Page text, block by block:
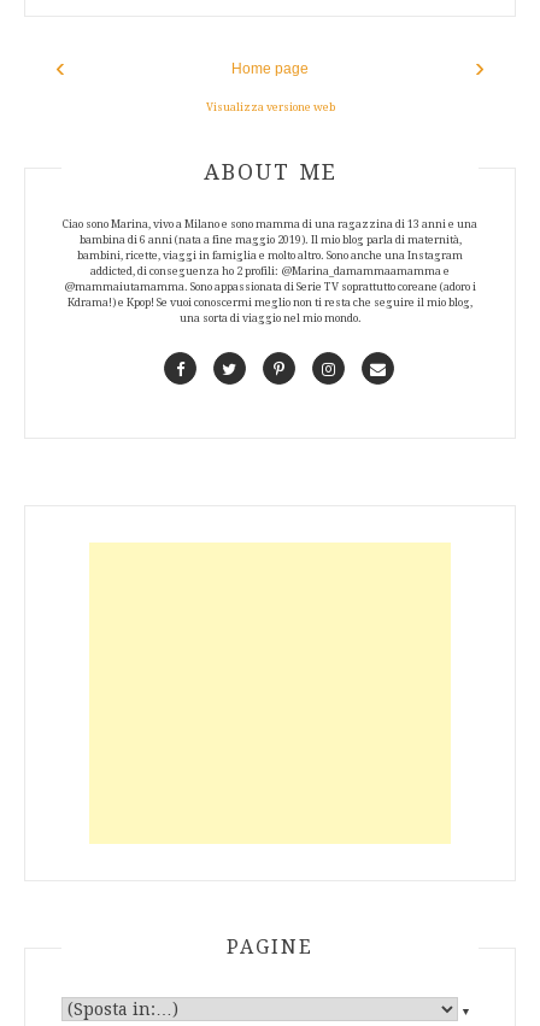
‹ ›
Home page
Visualizza versione web
ABOUT AUTHOR
ABOUT ME
Ciao sono Marina, vivo a Milano e sono mamma di una ragazzina di 13 anni e una
bambina di 6 anni (nata a fine maggio 2019). Il mio blog parla di maternità,
bambini, ricette, viaggi in famiglia e molto altro. Sono anche una Instagram
addicted, di conseguenza ho 2 profili: @Marina_damammaamamma e
@mammaiutamamma. Sono appassionata di Serie TV soprattutto coreane (adoro i
Kdrama!) e Kpop! Se vuoi conoscermi meglio non ti resta che seguire il mio blog,
una sorta di viaggio nel mio mondo.
FacebookTwitterPinterestInstagramContact
PAGINE
▼